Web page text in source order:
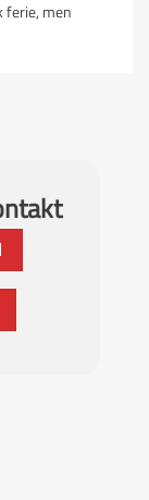
ferie, men